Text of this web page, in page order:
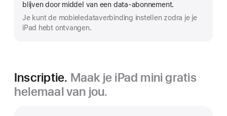
blijven door middel van een data-abonnement.
Je kunt de mobiele­data­verbinding instellen zodra je je
iPad hebt ontvangen.
Inscriptie. Maak je iPad mini gratis
helemaal van jou.